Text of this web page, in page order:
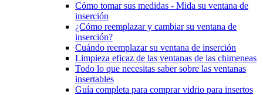
Cómo tomar sus medidas - Mida su ventana de
inserción
¿Cómo reemplazar y cambiar su ventana de
inserción?
Cuándo reemplazar su ventana de inserción
Limpieza eficaz de las ventanas de las chimeneas
Todo lo que necesitas saber sobre las ventanas
insertables
Guía completa para comprar vidrio para insertos